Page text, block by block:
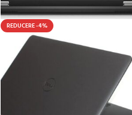
REDUCERE -4%